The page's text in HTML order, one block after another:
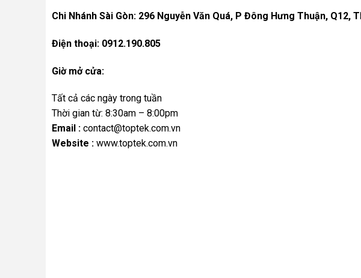
Chi Nhánh Sài Gòn: 296 Nguyễn Văn Quá, P Đông Hưng Thuận, Q12,
Điện thoại: 0912.190.805
Giờ mở cửa:
Tất cả các ngày trong tuần
Thời gian từ: 8:30am – 8:00pm
Email : contact@toptek.com.vn
Website : www.toptek.com.vn